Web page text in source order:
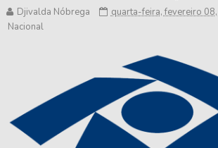
Djivalda Nóbrega quarta-feira, fevereiro
Nacional